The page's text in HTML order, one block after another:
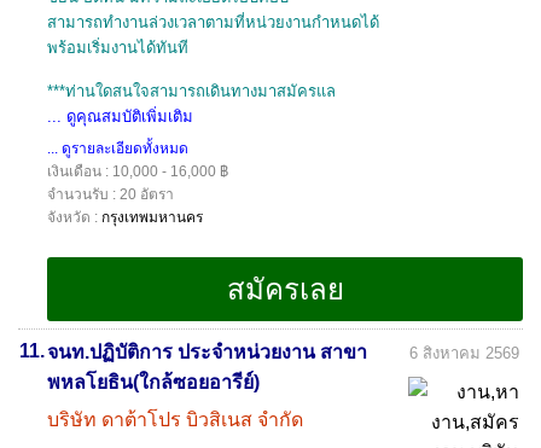
สามารถทำงานล่วงเวลาตามที่หน่วยงานกำหนดได้
พร้อมเริ่มงานได้ทันที
***ท่านใดสนใจสามารถเดินทางมาสมัครแล
... ดูคุณสมบัติเพิ่มเติม
... ดูรายละเอียดทั้งหมด
เงินเดือน : 10,000 - 16,000 ฿
จำนวนรับ : 20 อัตรา
จังหวัด : กรุงเทพมหานคร
11.จนท.ปฏิบัติการ ประจำหน่วยงาน สาขา
พหลโยธิน(ใกล้ซอยอารีย์)
บริษัท ดาต้าโปร บิวสิเนส จำกัด
6 สิงหาคม 2569